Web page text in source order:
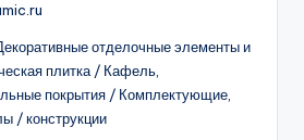
отделочные элементы и
плитка / Кафель,
покрытия / Комплектующие,
/ конструкции